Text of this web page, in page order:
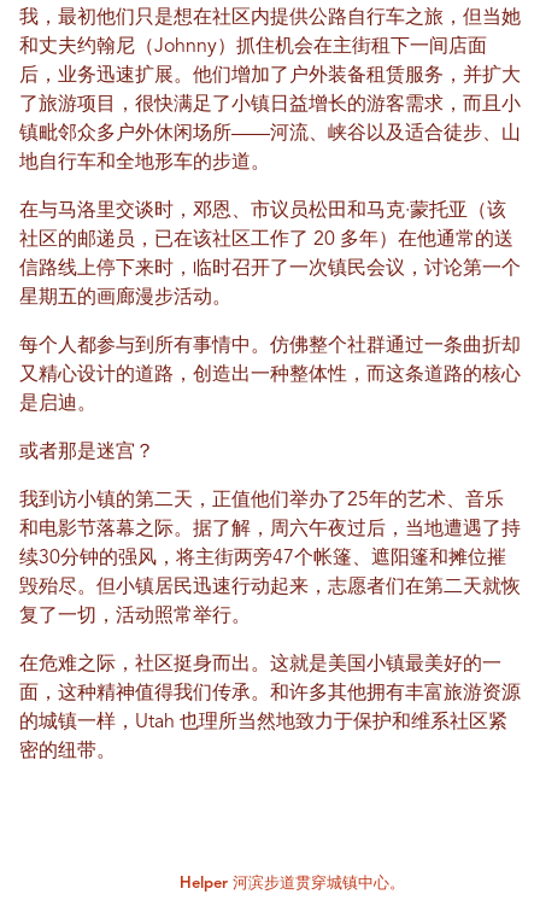
我，最初他们只是想在社区内提供公路自行车之旅，但当她
和丈夫约翰尼（Johnny）抓住机会在主街租下一间店面
后，业务迅速扩展。他们增加了户外装备租赁服务，并扩大
了旅游项目，很快满足了小镇日益增长的游客需求，而且小
镇毗邻众多户外休闲场所——河流、峡谷以及适合徒步、山
地自行车和全地形车的步道。
在与马洛里交谈时，邓恩、市议员松田和马克·蒙托亚（该
社区的邮递员，已在该社区工作了 20 多年）在他通常的送
信路线上停下来时，临时召开了一次镇民会议，讨论第一个
星期五的画廊漫步活动。
每个人都参与到所有事情中。仿佛整个社群通过一条曲折却
又精心设计的道路，创造出一种整体性，而这条道路的核心
是启迪。
或者那是迷宫？
我到访小镇的第二天，正值他们举办了25年的艺术、音乐
和电影节落幕之际。据了解，周六午夜过后，当地遭遇了持
续30分钟的强风，将主街两旁47个帐篷、遮阳篷和摊位摧
毁殆尽。但小镇居民迅速行动起来，志愿者们在第二天就恢
复了一切，活动照常举行。
在危难之际，社区挺身而出。这就是美国小镇最美好的一
面，这种精神值得我们传承。和许多其他拥有丰富旅游资源
的城镇一样，Utah 也理所当然地致力于保护和维系社区紧
密的纽带。
Helper 河滨步道贯穿城镇中心。